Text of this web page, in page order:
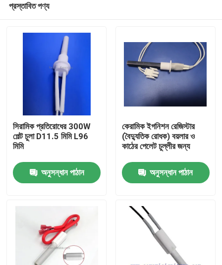
প্রস্তাবিত পণ্য
সিরামিক প্রতিরোধের 300W
পেল্ট চুলা D11.5 মিমি L96
মিমি
অনুসন্ধান পাঠান
কেরামিক ইগনিশন রেজিস্টার
(বৈদ্যুতিক রোধক) বয়লার ও
কাঠের পেলেট চুল্লীর জন্য
অনুসন্ধান পাঠান